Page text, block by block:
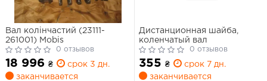
Вал колінчастий (23111-
261001) Mobis
0 отзывов
18 996 ₴
срок 3 дн.
заканчивается
Дистанционная шайба,
коленчатый вал
0 отзывов
355 ₴
срок 7 дн.
заканчивается